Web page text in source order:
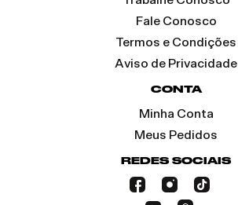
Fale Conosco
Termos e Condições
Aviso de Privacidade
CONTA
Minha Conta
Meus Pedidos
REDES SOCIAIS